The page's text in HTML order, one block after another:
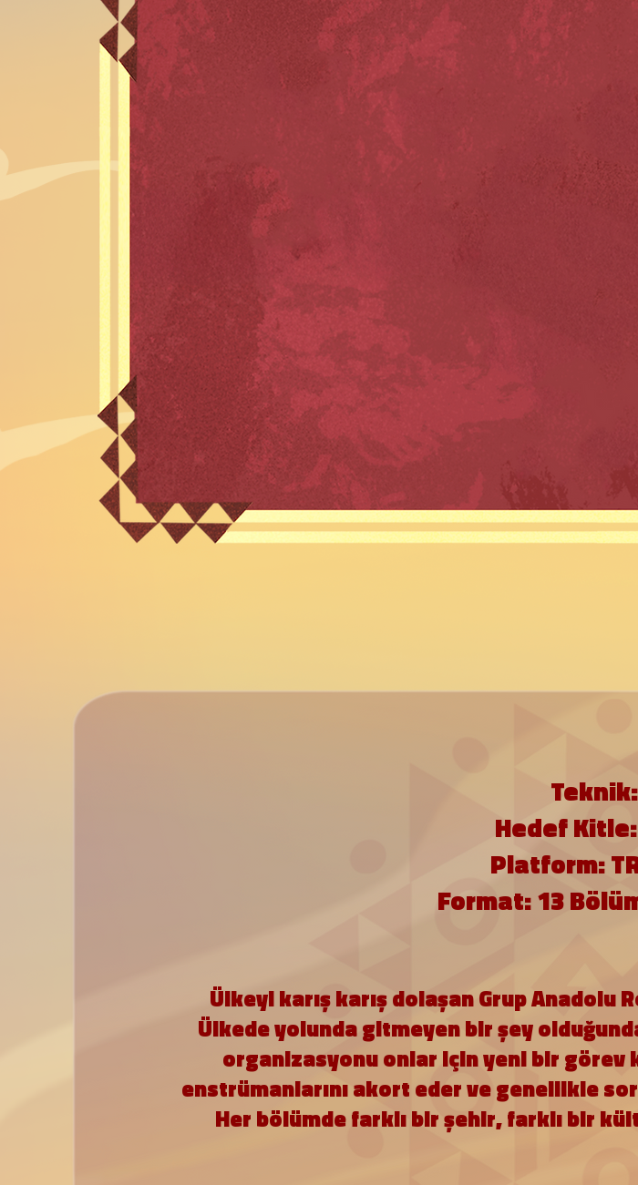
Ülkeyi karış karış dolaşan Grup Anadolu
Ülkede yolunda gitmeyen bir şey
organizasyonu onlar için yeni bir görev
enstrümanlarını akort eder ve genellikle
Her bölümde farklı bir şehir, farklı bir
Hedef
Platform:
Format: 13